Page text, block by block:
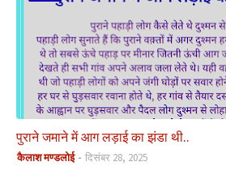
पुराने जमाने में आग लड़ाई का झंडा थी..
कैलाश मण्डलोई दिसंबर 28, 2025